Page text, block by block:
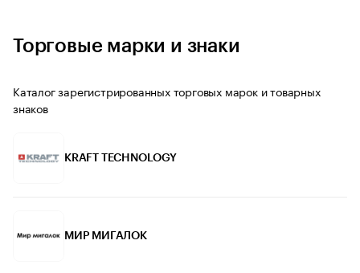
Торговые марки и знаки
Каталог зарегистрированных торговых марок и товарных
знаков
KRAFT TECHNOLOGY
МИР МИГАЛОК